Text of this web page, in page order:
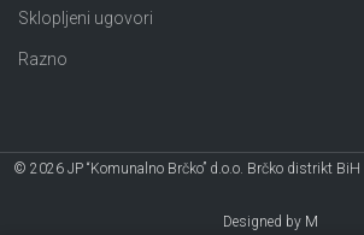
Sklopljeni ugovori
Razno
© 2026 JP “Komunalno Brčko” d.o.o. Brčko distrikt BiH |
Designed by M